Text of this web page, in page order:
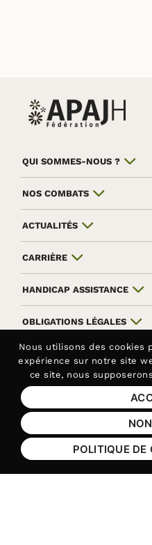
QUI SOMMES-NOUS ?
NOS COMBATS
ACTUALITÉS
CARRIÈRE
HANDICAP ASSISTANCE
OBLIGATIONS LÉGALES
ANNUAIRE
INTRANET
Aller sur
01 44
Nous utilisons des cookies
expérience sur notre site
ce site, nous
POLITIQUE DE